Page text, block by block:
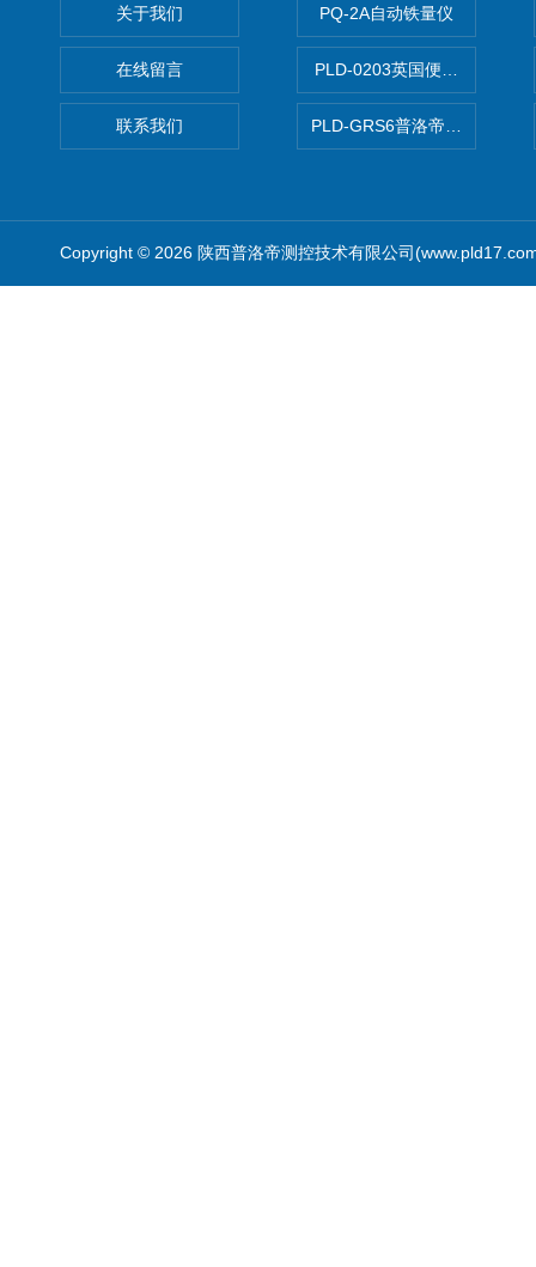
关于我们
在线留言
联系我们
PQ-2A自动铁量仪
PLD-0203英国便携式油品颗
PLD-GRS6普洛帝全自动微量
Copyright © 2026 陕西普洛帝测控技术有限公司